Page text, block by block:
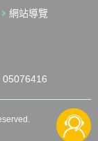
計分方式。再者，
提供其研究生智財
識。首先，針對
不同課程，並鼓勵
專業領域與智財領
研發人才。除部分
程放入大學正規科
략 유니버시아드，
網站導覽